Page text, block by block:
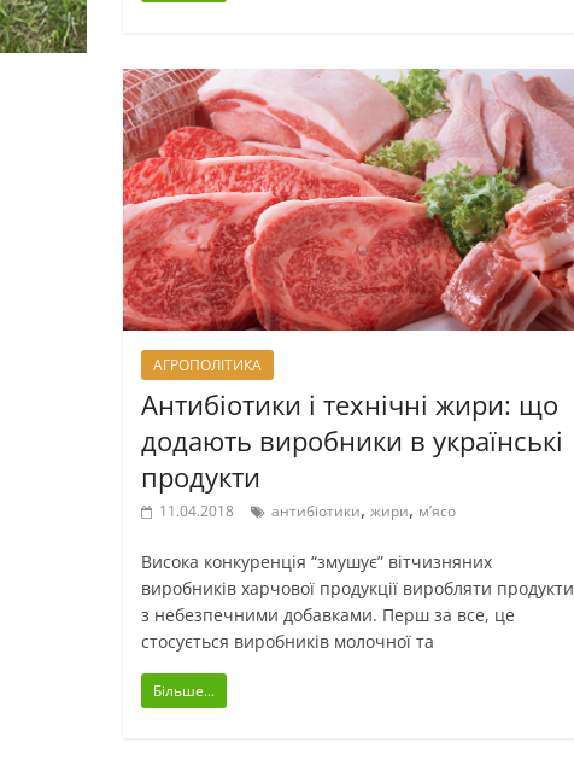
АГРОПОЛІТИКА
Антибіотики і технічні жири: що
додають виробники в українські
продукти
11.04.2018 антибіотики, жири, м’ясо
Висока конкуренція “змушує” вітчизняних
виробників харчової продукції виробляти продукти
з небезпечними добавками. Перш за все, це
стосується виробників молочної та
Більше...